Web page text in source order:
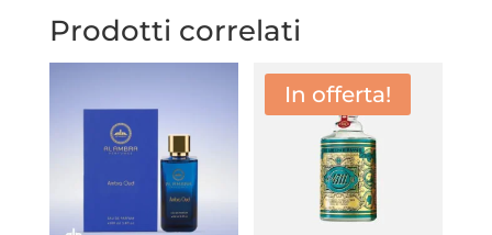
Prodotti correlati
In offerta!